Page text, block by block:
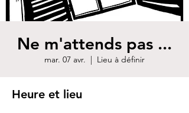
Ne m'attends pas ...
mar. 07 avr.
  |
Lieu à définir
Heure et lieu